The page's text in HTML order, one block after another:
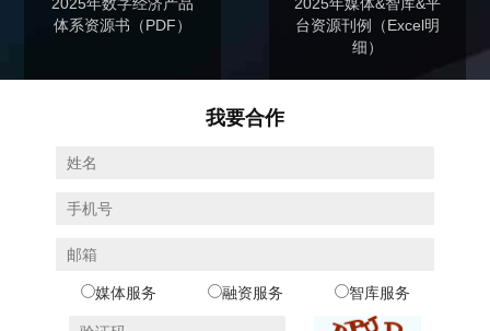
体系资源书（PDF）
台资源刊例（Excel明
细）
我要合作
媒体服务 融资服务 智库服务